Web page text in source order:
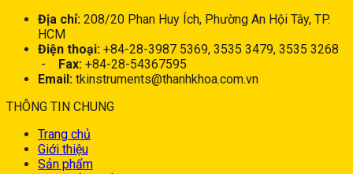
Địa chỉ: 208/20 Phan Huy Ích, Phường An Hội Tây, TP.
HCM
Điện thoại: +84-28-3987 5369, 3535 3479, 3535 3268
- Fax: +84-28-54367595
Email: tkinstruments@thanhkhoa.com.vn
THÔNG TIN CHUNG
Trang chủ
Giới thiệu
Sản phẩm